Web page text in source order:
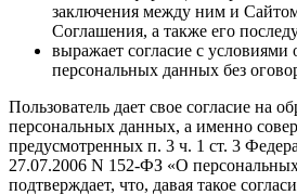
заключения между ним и
Соглашения, а также его
выражает согласие с условиями
персональных данных без
Пользователь дает свое согласие на
персональных данных, а именно
предусмотренных п. 3 ч. 1 ст. 3
27.07.2006 N 152-ФЗ «О
подтверждает, что, давая такое